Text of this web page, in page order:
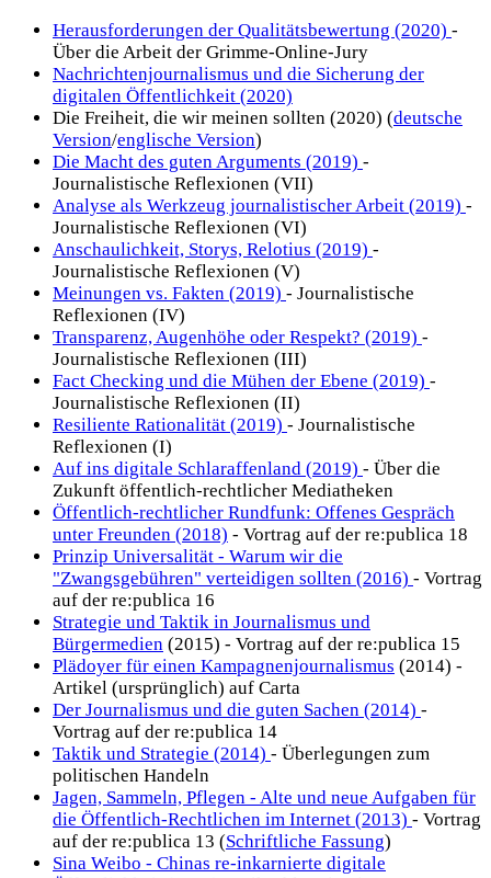
Herausforderungen der Qualitätsbewertung (2020) -
Über die Arbeit der Grimme-Online-Jury
Nachrichtenjournalismus und die Sicherung der
digitalen Öffentlichkeit (2020)
Die Freiheit, die wir meinen sollten (2020) (deutsche
Version/englische Version)
Die Macht des guten Arguments (2019) -
Journalistische Reflexionen (VII)
Analyse als Werkzeug journalistischer Arbeit (2019) -
Journalistische Reflexionen (VI)
Anschaulichkeit, Storys, Relotius (2019) -
Journalistische Reflexionen (V)
Meinungen vs. Fakten (2019) - Journalistische
Reflexionen (IV)
Transparenz, Augenhöhe oder Respekt? (2019) -
Journalistische Reflexionen (III)
Fact Checking und die Mühen der Ebene (2019) -
Journalistische Reflexionen (II)
Resiliente Rationalität (2019) - Journalistische
Reflexionen (I)
Auf ins digitale Schlaraffenland (2019) - Über die
Zukunft öffentlich-rechtlicher Mediatheken
Öffentlich-rechtlicher Rundfunk: Offenes Gespräch
unter Freunden (2018) - Vortrag auf der re:publica 18
Prinzip Universalität - Warum wir die
"Zwangsgebühren" verteidigen sollten (2016) - Vortrag
auf der re:publica 16
Strategie und Taktik in Journalismus und
Bürgermedien (2015) - Vortrag auf der re:publica 15
Plädoyer für einen Kampagnenjournalismus (2014) -
Artikel (ursprünglich) auf Carta
Der Journalismus und die guten Sachen (2014) -
Vortrag auf der re:publica 14
Taktik und Strategie (2014) - Überlegungen zum
politischen Handeln
Jagen, Sammeln, Pflegen - Alte und neue Aufgaben für
die Öffentlich-Rechtlichen im Internet (2013) - Vortrag
auf der re:publica 13 (Schriftliche Fassung)
Sina Weibo - Chinas re-inkarnierte digitale